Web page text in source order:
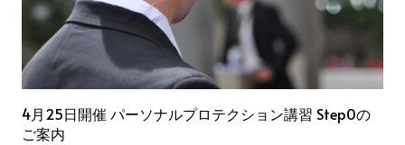
4月25日開催 パーソナルプロテクション講習 Step0の
ご案内